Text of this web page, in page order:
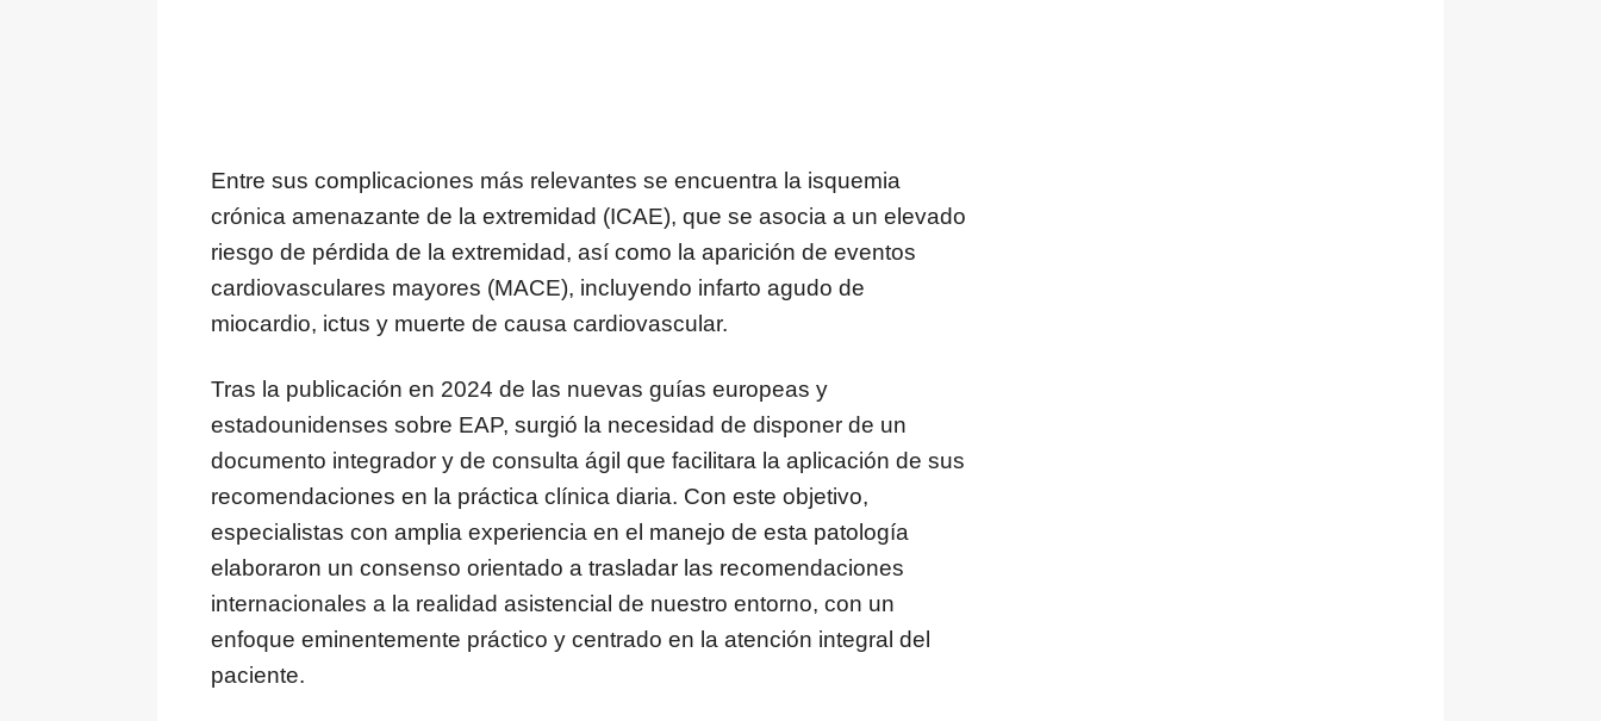
Entre sus complicaciones más relevantes se encuentra la isquemia
crónica amenazante de la extremidad (ICAE), que se asocia a un elevado
riesgo de pérdida de la extremidad, así como la aparición de eventos
cardiovasculares mayores (MACE), incluyendo infarto agudo de
miocardio, ictus y muerte de causa cardiovascular.
Tras la publicación en 2024 de las nuevas guías europeas y
estadounidenses sobre EAP, surgió la necesidad de disponer de un
documento integrador y de consulta ágil que facilitara la aplicación de sus
recomendaciones en la práctica clínica diaria. Con este objetivo,
especialistas con amplia experiencia en el manejo de esta patología
elaboraron un consenso orientado a trasladar las recomendaciones
internacionales a la realidad asistencial de nuestro entorno, con un
enfoque eminentemente práctico y centrado en la atención integral del
paciente.